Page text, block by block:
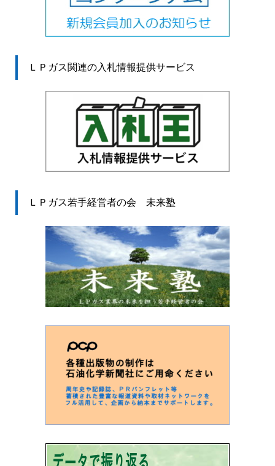
ＬＰガス関連の入札情報提供サービス
ＬＰガス若手経営者の会 未来塾